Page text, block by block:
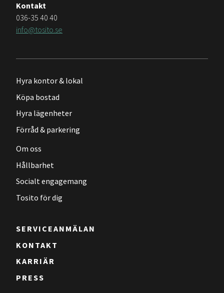
Kontakt
036-35 40 40
info@tosito.se
Hyra kontor & lokal
Köpa bostad
Hyra lägenheter
Förråd & parkering
Om oss
Hållbarhet
Socialt engagemang
Tosito för dig
SERVICEANMÄLAN
KONTAKT
KARRIÄR
PRESS